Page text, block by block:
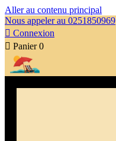
Aller au contenu principal
Nous appeler au 0251850969
 Connexion
 Panier 0